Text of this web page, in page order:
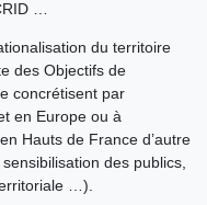
…
du territoire
des Objectifs de
concrétisent par
en Europe ou à
Hauts de France d’autre
des publics,
…).